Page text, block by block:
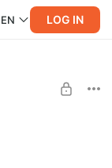
EN LOG IN